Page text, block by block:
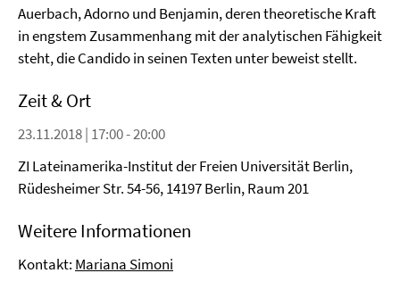
Auerbach, Adorno und Benjamin, deren theoretische Kraft
in engstem Zusammenhang mit der analytischen Fähigkeit
steht, die Candido in seinen Texten unter beweist stellt.
Zeit & Ort
23.11.2018 | 17:00 - 20:00
ZI Lateinamerika-Institut der Freien Universität Berlin,
Rüdesheimer Str. 54-56, 14197 Berlin, Raum 201
Weitere Informationen
Kontakt: Mariana Simoni